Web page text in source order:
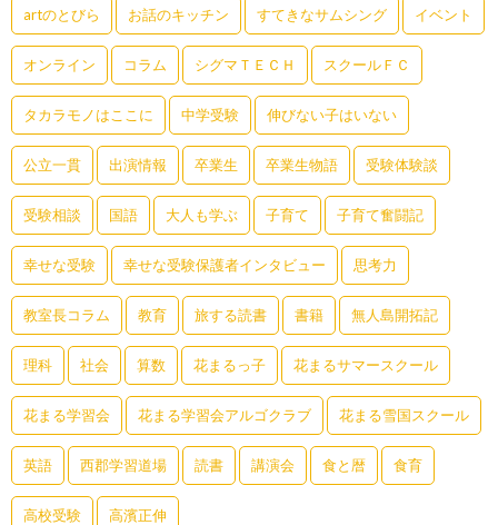
artのとびら お話のキッチン すてきなサムシング イベント
オンライン コラム シグマＴＥＣＨ スクールＦＣ
タカラモノはここに 中学受験 伸びない子はいない
公立一貫 出演情報 卒業生 卒業生物語 受験体験談
受験相談 国語 大人も学ぶ 子育て 子育て奮闘記
幸せな受験 幸せな受験保護者インタビュー 思考力
教室長コラム 教育 旅する読書 書籍 無人島開拓記
理科 社会 算数 花まるっ子 花まるサマースクール
花まる学習会 花まる学習会アルゴクラブ 花まる雪国スクール
英語 西郡学習道場 読書 講演会 食と暦 食育
高校受験 高濱正伸